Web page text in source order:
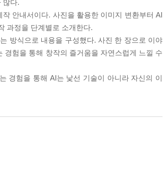
많다.
안내서이다. 사진을 활용한 이미지 변환부터 AI
과정을 단계별로 소개한다.
방식으로 내용을 구성했다. 사진 한 장으로 이야
험을 통해 창작의 즐거움을 자연스럽게 느낄 수
경험을 통해 AI는 낯선 기술이 아니라 자신의 이